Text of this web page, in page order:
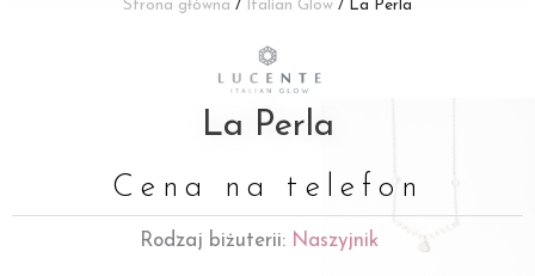
Strona główna / Italian Glow / La Perla
La Perla
Cena na telefon
Rodzaj biżuterii: Naszyjnik